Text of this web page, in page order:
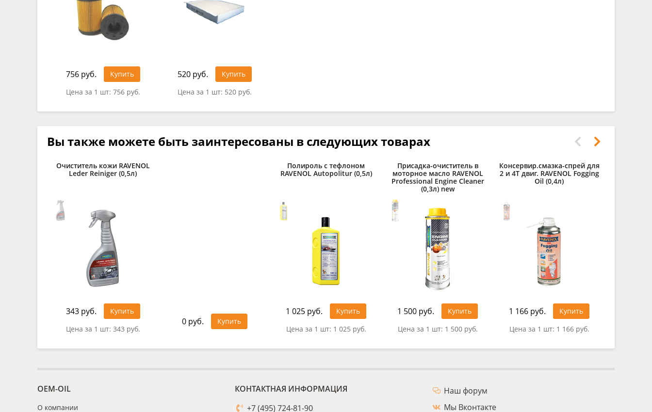
756 руб.
Купить
Цена за 1 шт: 756 руб.
520 руб.
Купить
Цена за 1 шт: 520 руб.
Вы также можете быть заинтересованы в следующих товарах
Очиститель кожи RAVENOL
Leder Reiniger (0,5л)
343 руб.
Купить
Цена за 1 шт: 343 руб.
0 руб. Купить
Полироль с тефлоном
RAVENOL Autopolitur (0,5л)
1 025 руб.
Купить
Цена за 1 шт: 1 025 руб.
Присадка-очиститель в
моторное масло RAVENOL
Professional Engine Cleaner
(0,3л) new
1 500 руб.
Купить
Цена за 1 шт: 1 500 руб.
Консервир.смазка-спрей для
2 и 4Т двиг. RAVENOL Fogging
Oil (0,4л)
1 166 руб.
Купить
Цена за 1 шт: 1 166 руб.
OEM-OIL
О компании
КОНТАКТНАЯ ИНФОРМАЦИЯ
+7 (495) 724-81-90
Наш форум
Мы Вконтакте